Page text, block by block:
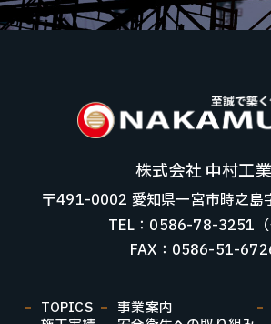
株式会社 中村工業
〒491-0002 愛知県一宮市時之島
TEL：0586-78-3251（
FAX：0586-51-
TOPICS 事業案内